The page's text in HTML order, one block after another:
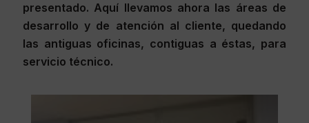
presentado. Aquí llevamos ahora las áreas de
desarrollo y de atención al cliente, quedando
las antiguas oficinas, contiguas a éstas, para
servicio técnico.